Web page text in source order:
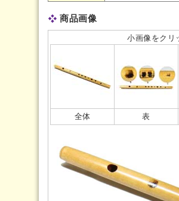
商品画像
小画像をクリ
全体 表